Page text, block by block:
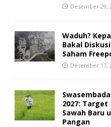
Desember 29,
Waduh?
Bakal
Saham
Desember 17,
2027: Target
Sawah Baru
Pangan